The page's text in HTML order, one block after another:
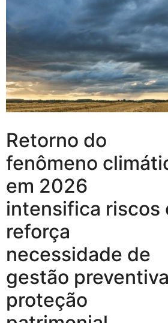
Retorno do
fenômeno
em 2026
intensifica riscos
reforça
necessidade de
gestão
proteção